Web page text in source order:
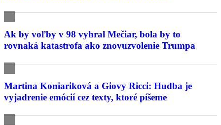
Ak by voľby v 98 vyhral Mečiar, bola by to
rovnaká katastrofa ako znovuzvolenie Trumpa
Martina Koniariková a Giovy Ricci: Hudba je
vyjadrenie emócií cez texty, ktoré píšeme